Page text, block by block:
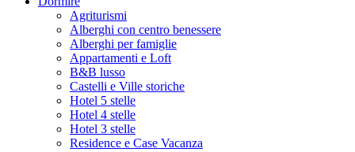
Agriturismi
Alberghi con centro benessere
Alberghi per famiglie
Appartamenti e Loft
B&B lusso
Castelli e Ville storiche
Hotel 5 stelle
Hotel 4 stelle
Hotel 3 stelle
Residence e Case Vacanza